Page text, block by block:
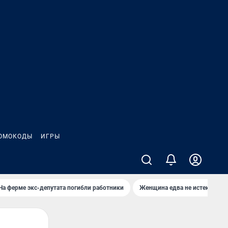
ИГРЫ
ферме экс-депутата погибли работники Женщина едва не истекла